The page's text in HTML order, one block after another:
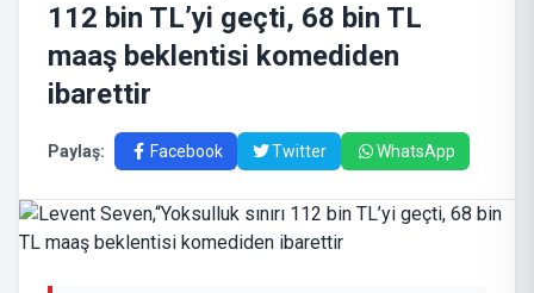
112 bin TL’yi geçti, 68 bin TL
maaş beklentisi komediden
ibarettir
Paylaş: Facebook Twitter WhatsApp